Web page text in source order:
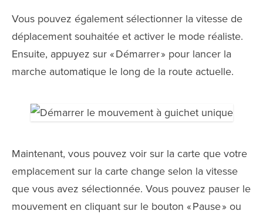
Vous pouvez également sélectionner la vitesse de
déplacement souhaitée et activer le mode réaliste.
Ensuite, appuyez sur « Démarrer » pour lancer la
marche automatique le long de la route actuelle.
Maintenant, vous pouvez voir sur la carte que votre
emplacement sur la carte change selon la vitesse
que vous avez sélectionnée. Vous pouvez pauser le
mouvement en cliquant sur le bouton « Pause » ou